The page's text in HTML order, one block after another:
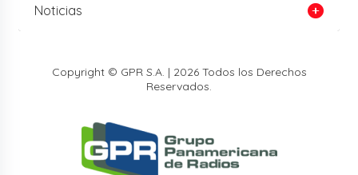
Noticias
Copyright © GPR S.A. | 2026 Todos los Derechos
Reservados.